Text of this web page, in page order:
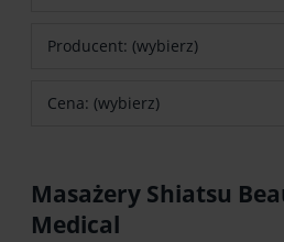
Producent: (wybierz)
Cena: (wybierz)
Masażery Shiatsu
Medical